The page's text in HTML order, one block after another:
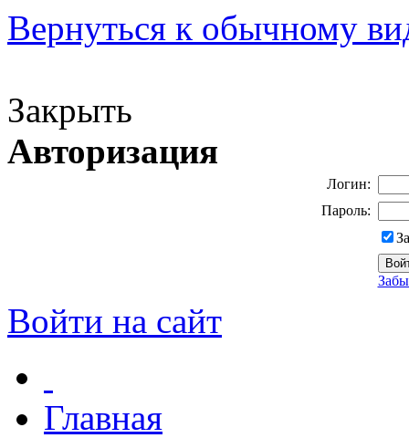
Вернуться к обычному
Закрыть
Авторизация
Логин:
Пароль:
Войти на сайт
Главная